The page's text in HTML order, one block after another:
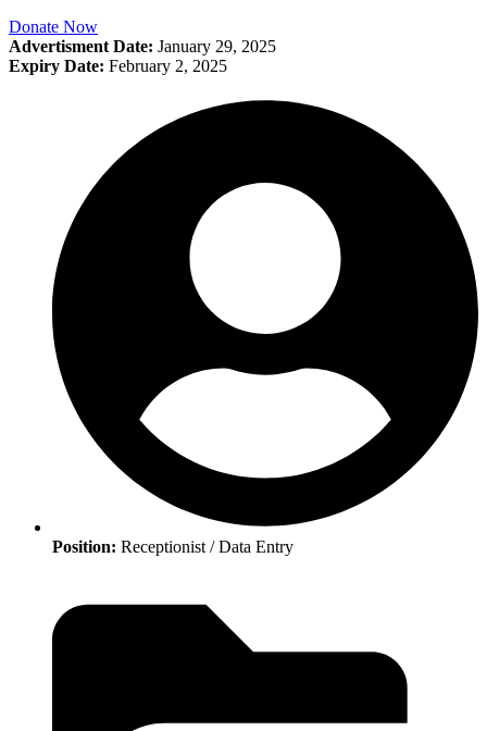
Donate Now
Advertisment Date: January 29, 2025
Expiry Date: February 2, 2025
Position: Receptionist / Data Entry